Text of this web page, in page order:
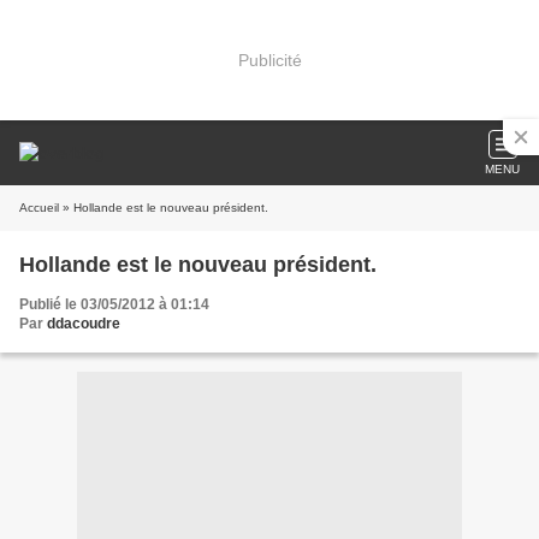
Publicité
MENU
Accueil » Hollande est le nouveau président.
Hollande est le nouveau président.
Publié le 03/05/2012 à 01:14
Par ddacoudre